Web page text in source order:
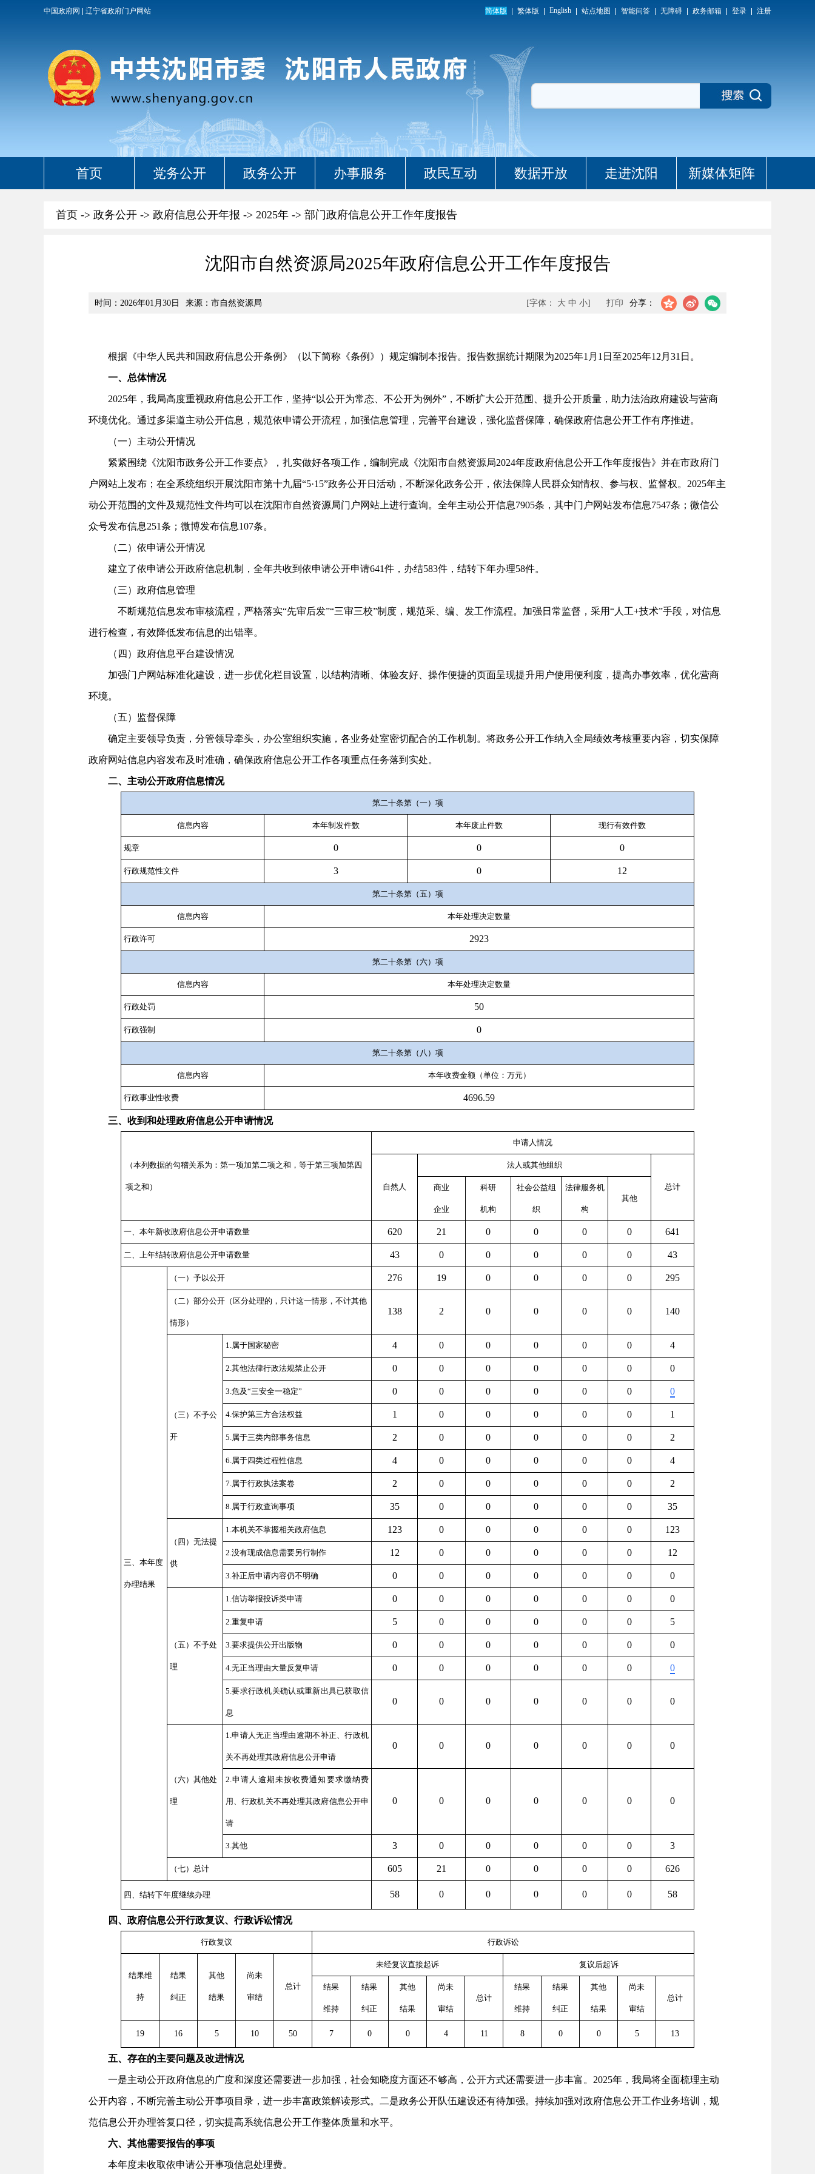
中国政府网 辽宁省政府门户网站 简体版 繁体版 English 站点地图 智能问答 无障碍 政务邮箱 登录 注册
首页 党务公开 政务公开 办事服务 政民互动 数据开放 走进沈阳 新媒体矩阵
首页 -> 政务公开 -> 政府信息公开年报 -> 2025年 -> 部门政府信息公开工作年度报告
沈阳市自然资源局2025年政府信息公开工作年度报告
时间：2026年01月30日 来源：市自然资源局 分享：
[字体： 大 中 小] 打印
根据《中华人民共和国政府信息公开条例》（以下简称《条例》）规定编制本报告。报告数据统计期限为2025年1月1日至2025年12月31日。
一、总体情况
2025年，我局高度重视政府信息公开工作，坚持“以公开为常态、不公开为例外”，不断扩大公开范围、提升公开质量，助力法治政府建设与营商
环境优化。通过多渠道主动公开信息，规范依申请公开流程，加强信息管理，完善平台建设，强化监督保障，确保政府信息公开工作有序推进。
（一）主动公开情况
紧紧围绕《沈阳市政务公开工作要点》，扎实做好各项工作，编制完成《沈阳市自然资源局2024年度政府信息公开工作年度报告》并在市政府门
户网站上发布；在全系统组织开展沈阳市第十九届“5·15”政务公开日活动，不断深化政务公开，依法保障人民群众知情权、参与权、监督权。2025年主
动公开范围的文件及规范性文件均可以在沈阳市自然资源局门户网站上进行查询。全年主动公开信息7905条，其中门户网站发布信息7547条；微信公
众号发布信息251条；微博发布信息107条。
（二）依申请公开情况
建立了依申请公开政府信息机制，全年共收到依申请公开申请641件，办结583件，结转下年办理58件。
（三）政府信息管理
不断规范信息发布审核流程，严格落实“先审后发”“三审三校”制度，规范采、编、发工作流程。加强日常监督，采用“人工+技术”手段，对信息
进行检查，有效降低发布信息的出错率。
（四）政府信息平台建设情况
加强门户网站标准化建设，进一步优化栏目设置，以结构清晰、体验友好、操作便捷的页面呈现提升用户使用便利度，提高办事效率，优化营商
环境。
（五）监督保障
确定主要领导负责，分管领导牵头，办公室组织实施，各业务处室密切配合的工作机制。将政务公开工作纳入全局绩效考核重要内容，切实保障
政府网站信息内容发布及时准确，确保政府信息公开工作各项重点任务落到实处。
二、主动公开政府信息情况
第二十条第（一）项
信息内容 本年制 发件数 本年废止件数 现行有效件数
规章 0 0 0
行政规范性文件 3 0 12
第二十条第（五）项
信息内容 本年处理决定数量
行政许可 2923
第二十条第（六）项
信息内容 本年处理决定数量
行政处罚 50
行政强制 0
第二十条第（八）项
信息内容 本年收费金额（单位：万元）
行政事业性收费 4696.59
三、收到和处理政府信息公开申请情况
（本列数据的勾稽关系为：第一项加第二项之和，等于第三项加第四
项之和）
申请人情况
自然人
法人或其他组织
总计
商业
企业
科研
机构
社会公益组
织
法律服务机
构
其他
一、本年新收政府信息公开申请数量 620 21 0 0 0 0 641
二、上年结转政府信息公开申请数量 43 0 0 0 0 0 43
三、本年度
办理结果
（一）予以公开 276 19 0 0 0 0 295
（二）部分公开 （区分处理的，只计这一情形，不计其他
情形）
138 2 0 0 0 0 140
（三）不予公
开
1.属于国家秘密 4 0 0 0 0 0 4
2.其他法律行政法规禁止公开 0 0 0 0 0 0 0
3.危及“三安全一稳定” 0 0 0 0 0 0 0
4.保护第三方合法权益 1 0 0 0 0 0 1
5.属于三类内部事务信息 2 0 0 0 0 0 2
6.属于四类过程性信息 4 0 0 0 0 0 4
7.属于行政执法案卷 2 0 0 0 0 0 2
8.属于行政查询事项 35 0 0 0 0 0 35
（四）无法提
供
1.本机关不掌握相关政府信息 123 0 0 0 0 0 123
2.没有现成信息需要另行制作 12 0 0 0 0 0 12
3.补正后申请内容仍不明确 0 0 0 0 0 0 0
（五）不予处
理
1.信访举报投诉类申请 0 0 0 0 0 0 0
2.重复申请 5 0 0 0 0 0 5
3.要求提供公开出版物 0 0 0 0 0 0 0
4.无正当理由大量反复申请 0 0 0 0 0 0 0
5.要求行政机关确认或重新出具已获取信
息
0 0 0 0 0 0 0
（六）其他处
理
1.申请人无正当理由逾期不补正、行政机
关不再处理其政府信息公开申请
0 0 0 0 0 0 0
2.申请人逾期未按收费通知要求缴纳费
用、行政机关不再处理其政府信息公开申
请
0 0 0 0 0 0 0
3.其他 3 0 0 0 0 0 3
（七）总计 605 21 0 0 0 0 626
四、结转下年度继续办理 58 0 0 0 0 0 58
四、政府信息公开行政复议、行政诉讼情况
行政复议 行政诉讼
结果维
持
结果
纠正
其他
结果
尚未
审结
总计
未经复议直接起诉 复议后起诉
结果
维持
结果
纠正
其他
结果
尚未
审结
总计
结果
维持
结果
纠正
其他
结果
尚未
审结
总计
19 16 5 10 50 7 0 0 4 11 8 0 0 5 13
五、存在的主要问题及改进情况
一是主动公开政府信息的广度和深度还需要进一步加强，社会知晓度方面还不够高，公开方式还需要进一步丰富。2025年，我局将全面梳理主动
公开内容，不断完善主动公开事项目录，进一步丰富政策解读形式。二是政务公开队伍建设还有待加强。持续加强对政府信息公开工作业务培训，规
范信息公开办理答复口径，切实提高系统信息公开工作整体质量和水平。
六、其他需要报告的事项
本年度未收取依申请公开事项信息处理费。